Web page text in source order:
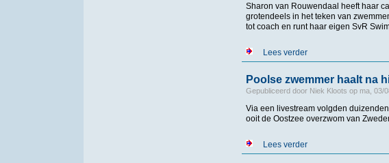
Sharon van Rouwendaal heeft haar
grotendeels in het teken van
tot coach en runt haar eigen SvR
Lees verderover Ook als
Poolse zwemmer haalt na
Gepubliceerd door Niek Kloots op ma, 03/
Via een livestream volgden
ooit de Oostzee overzwom van
Lees verderover Poolse